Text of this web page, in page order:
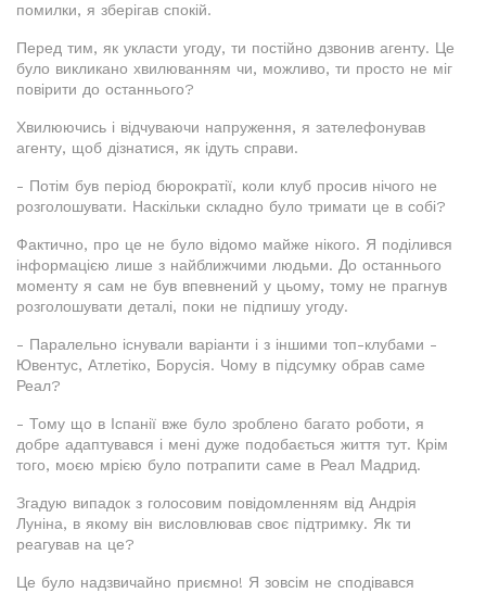
помилки, я зберігав спокій.
Перед тим, як укласти угоду, ти постійно дзвонив агенту. Це
було викликано хвилюванням чи, можливо, ти просто не міг
повірити до останнього?
Хвилюючись і відчуваючи напруження, я зателефонував
агенту, щоб дізнатися, як ідуть справи.
- Потім був період бюрократії, коли клуб просив нічого не
розголошувати. Наскільки складно було тримати це в собі?
Фактично, про це не було відомо майже нікого. Я поділився
інформацією лише з найближчими людьми. До останнього
моменту я сам не був впевнений у цьому, тому не прагнув
розголошувати деталі, поки не підпишу угоду.
- Паралельно існували варіанти і з іншими топ-клубами -
Ювентус, Атлетіко, Борусія. Чому в підсумку обрав саме
Реал?
- Тому що в Іспанії вже було зроблено багато роботи, я
добре адаптувався і мені дуже подобається життя тут. Крім
того, моєю мрією було потрапити саме в Реал Мадрид.
Згадую випадок з голосовим повідомленням від Андрія
Луніна, в якому він висловлював своє підтримку. Як ти
реагував на це?
Це було надзвичайно приємно! Я зовсім не сподівався